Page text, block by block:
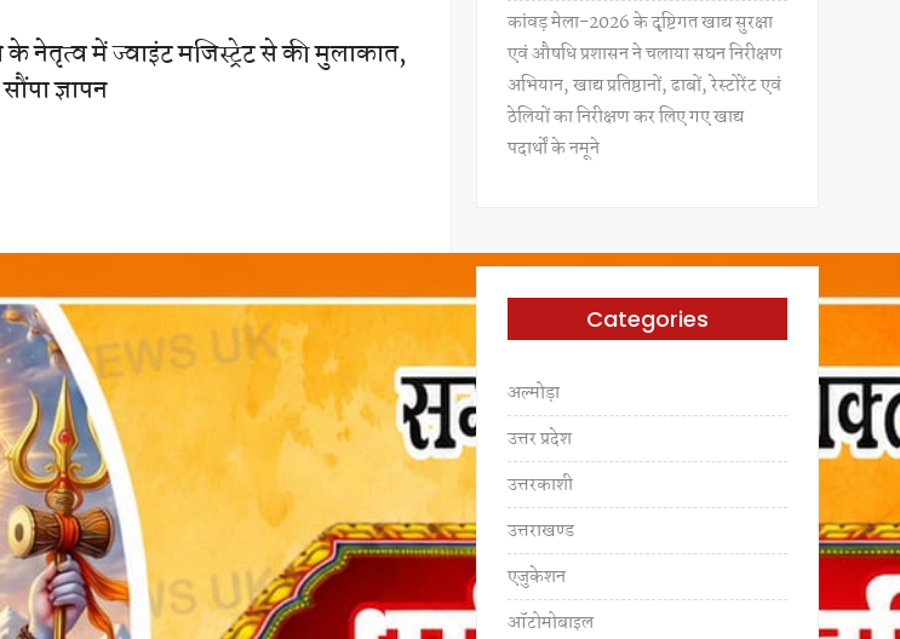
नेतृत्व में ज्वाइंट मजिस्ट्रेट से की मुलाकात,
ज्ञापन
कांवड़ मेला-2026 के दृष्टिगत खाद्य सुरक्षा
एवं औषधि प्रशासन ने चलाया सघन निरीक्षण
अभियान, खाद्य प्रतिष्ठानों, ढाबों, रेस्टोरेंट एवं
ठेलियों का निरीक्षण कर लिए गए खाद्य
पदार्थों के नमूने
Categories
अल्मोड़ा
उत्तर प्रदेश
उत्तरकाशी
उत्तराखण्ड
एजुकेशन
ऑटोमोबाइल